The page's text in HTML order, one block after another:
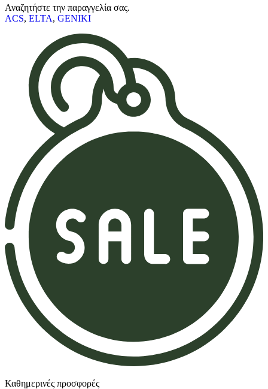
Αναζητήστε την παραγγελία σας.
ACS, ELTA, GENIKI
Καθημερινές προσφορές